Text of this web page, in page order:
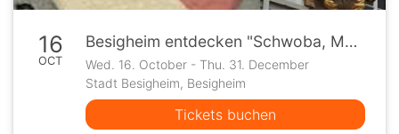
16
OCT
Besigheim entdecken "Schwoba, Markgrafa, Badenser" Termin nach Vereinbarung
Wed. 16. October - Thu. 31. December
Stadt Besigheim, Besigheim
Tickets buchen